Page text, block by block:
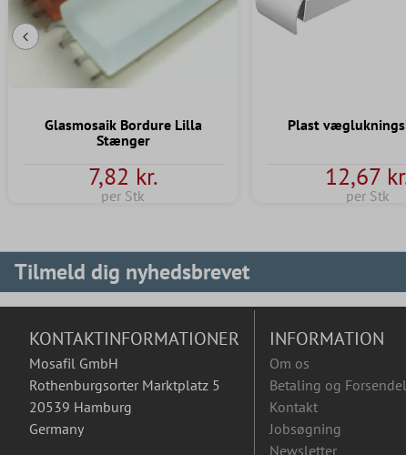
Forrige dias
Glasmosaik Bordure Lilla
Stænger
7,82 kr.
per Stk
Plast
12,67
per Stk
Tilmeld dig nyhedsbrevet
KONTAKTINFORMATIONER
Mosafil GmbH
Rothenburgsorter Marktplatz 5
20539 Hamburg
Germany
INFORMATION
Om os
Betaling og
Kontakt
Jobsøgning
Newsletter